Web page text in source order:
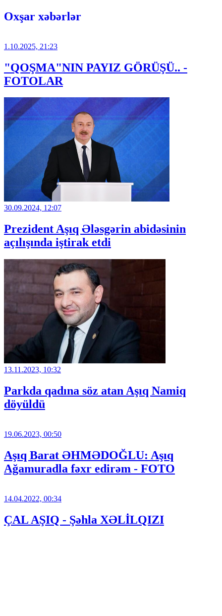
Oxşar xəbərlər
1.10.2025, 21:23
"QOŞMA"NIN PAYIZ GÖRÜŞÜ.. -
FOTOLAR
30.09.2024, 12:07
Prezident Aşıq Ələsgərin abidəsinin
açılışında iştirak etdi
13.11.2023, 10:32
Parkda qadına söz atan Aşıq Namiq
döyüldü
19.06.2023, 00:50
Aşıq Barat ƏHMƏDOĞLU: Aşıq
Ağamuradla fəxr edirəm - FOTO
14.04.2022, 00:34
ÇAL AŞIQ - Şəhla XƏLİLQIZI